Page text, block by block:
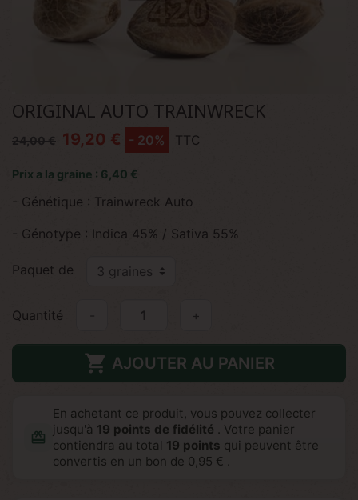
ORIGINAL AUTO TRAINWRECK
24,00 € 19,20 € - 20% TTC
Prix a la graine : 6,40 €
- Génétique : Trainwreck Auto
- Génotype : Indica 45% / Sativa 55%
Paquet de
Quantité +
 AJOUTER AU PANIER
redeem
En achetant ce produit, vous pouvez collecter
jusqu'à 19 points de fidélité . Votre panier
contiendra au total 19 points qui peuvent être
convertis en un bon de 0,95 € .